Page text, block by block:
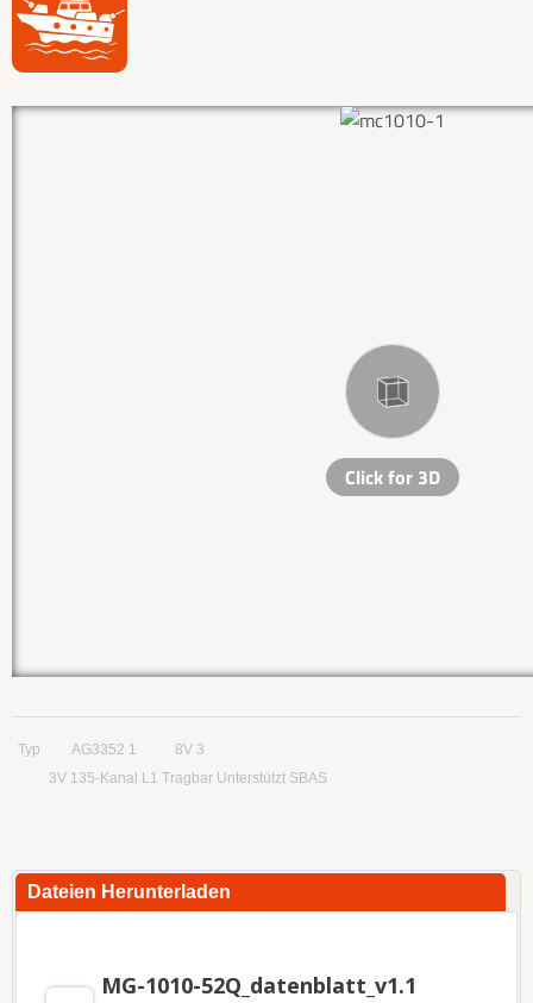
Typ AG3352 1
8V 3
3V 135-Kanal L1 Tragbar Unterstützt SBAS
Dateien Herunterladen
MG-1010-52Q_datenblatt_v1.1